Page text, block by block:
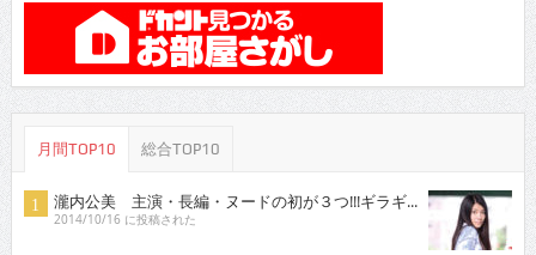
月間TOP10 総合TOP10
瀧内公美 主演・長編・ヌードの初が３つ!!!ギラギ...
2014/10/16 に投稿された